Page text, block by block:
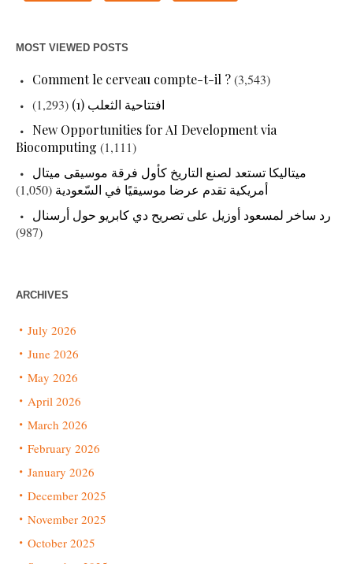
MOST VIEWED POSTS
Comment le cerveau compte-t-il ?(3,543)
افتتاحية الثعلب (1)
(1,293)
New Opportunities for AI Development via
Biocomputing (1,111)
ميتاليكا تستعد لصنع التاريخ كأول فرقة موسيقى ميتال
أمريكية تقدم عرضا موسيقيًا في السّعودية (1,050)
رد ساخر لمسعود أوزيل على تصريح دي كابريو حول أرسنال
(987)
ARCHIVES
July 2026
June 2026
May 2026
April 2026
March 2026
February 2026
January 2026
December 2025
November 2025
October 2025